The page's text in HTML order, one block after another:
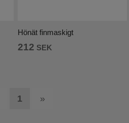
Hönät finmaskigt
212 SEK
1 »